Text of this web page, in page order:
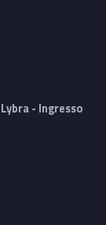
- Ingresso